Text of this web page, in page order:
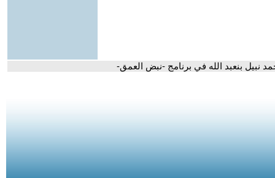
نبيل بنعبد الله في برنامج -نبض العمق-